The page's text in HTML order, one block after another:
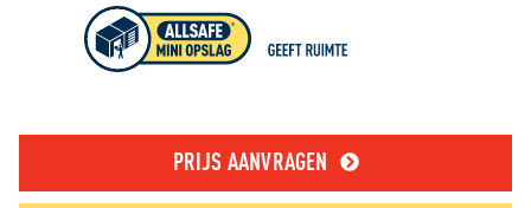
PRIJS AANVRAGEN